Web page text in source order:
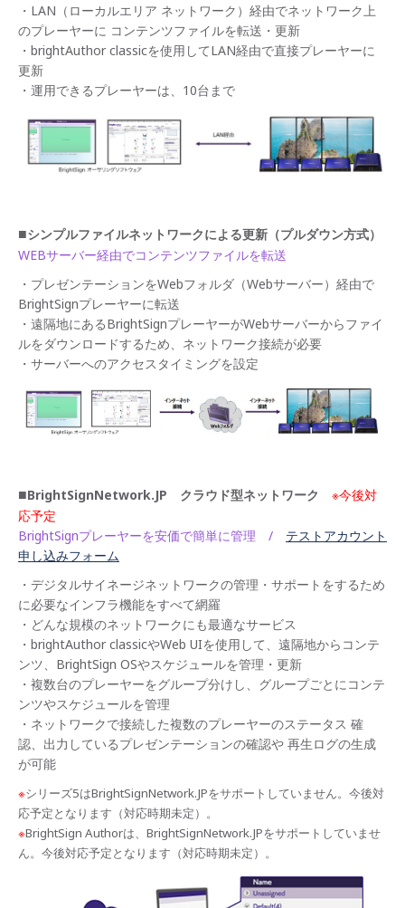
・LAN（ローカルエリア ネットワーク）経由でネットワーク上
のプレーヤーに コンテンツファイルを転送・更新
・brightAuthor classicを使用してLAN経由で直接プレーヤーに
更新
・運用できるプレーヤーは、10台まで
■シンプルファイルネットワークによる更新（プルダウン方式）
WEBサーバー経由でコンテンツファイルを転送
・プレゼンテーションをWebフォルダ（Webサーバー）経由で
BrightSignプレーヤーに転送
・遠隔地にあるBrightSignプレーヤーがWebサーバーからファイ
ルをダウンロードするため、ネットワーク接続が必要
・サーバーへのアクセスタイミングを設定
■BrightSignNetwork.JP クラウド型ネットワーク ※今後対
応予定
BrightSignプレーヤーを安価で簡単に管理 / テストアカウント
申し込みフォーム
・デジタルサイネージネットワークの管理・サポートをするため
に必要なインフラ機能をすべて網羅
・どんな規模のネットワークにも最適なサービス
・brightAuthor classicやWeb UIを使用して、遠隔地からコンテ
ンツ、BrightSign OSやスケジュールを管理・更新
・複数台のプレーヤーをグループ分けし、グループごとにコンテ
ンツやスケジュールを管理
・ネットワークで接続した複数のプレーヤーのステータス 確
認、出力しているプレゼンテーションの確認や 再生ログの生成
が可能
※シリーズ5はBrightSignNetwork.JPをサポートしていません。今後対
応予定となります（対応時期未定）。
※BrightSign Authorは、BrightSignNetwork.JPをサポートしていませ
ん。今後対応予定となります（対応時期未定）。
特長
つい
て
ソフ
ンロ
ネッ
ソリ
ショ
ン製
ート